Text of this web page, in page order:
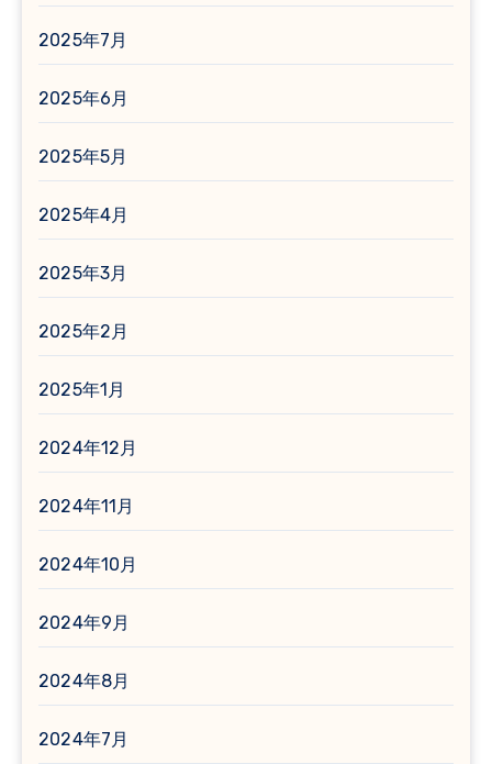
2025年7月
2025年6月
2025年5月
2025年4月
2025年3月
2025年2月
2025年1月
2024年12月
2024年11月
2024年10月
2024年9月
2024年8月
2024年7月